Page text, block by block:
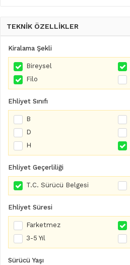
TEKNİK ÖZELLİKLER
Kiralama Şekli
Bireysel
Filo
Ehliyet Sınıfı
B
D
H
Ehliyet Geçerliliği
T.C. Sürücü Belgesi
Ehliyet Süresi
Farketmez
3-5 Yıl
Sürücü Yaşı